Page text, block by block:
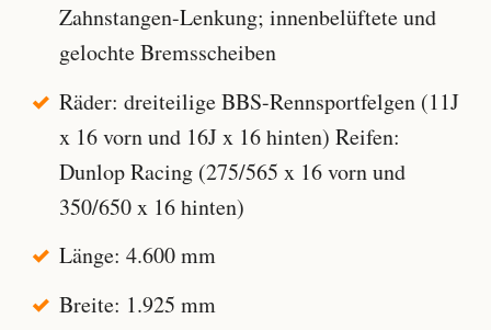
Zahnstangen-Lenkung; innenbelüftete und
gelochte Bremsscheiben
Räder: dreiteilige BBS-Rennsportfelgen (11J
x 16 vorn und 16J x 16 hinten) Reifen:
Dunlop Racing (275/565 x 16 vorn und
350/650 x 16 hinten)
Länge: 4.600 mm
Breite: 1.925 mm